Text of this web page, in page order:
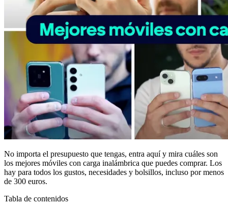
No importa el presupuesto que tengas, entra aquí y mira cuáles son
los mejores móviles con carga inalámbrica que puedes comprar. Los
hay para todos los gustos, necesidades y bolsillos, incluso por menos
de 300 euros.
Tabla de contenidos